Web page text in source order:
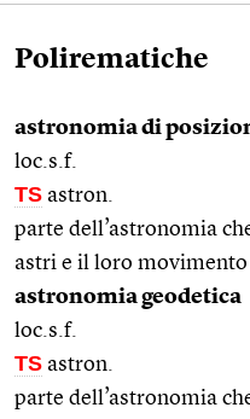
Polirematiche
astronomia di
loc.s.f.
TS astron.
parte dell’astronomia
astri e il loro movimento
astronomia geodetica
loc.s.f.
TS astron.
parte dell’astronomia